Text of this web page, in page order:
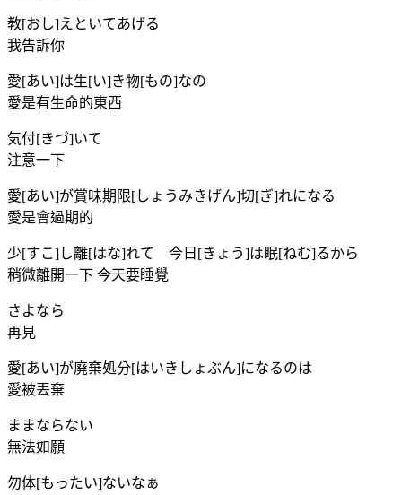
教[おし]えといてあげる
我告訴你
愛[あい]は生[い]き物[もの]なの
愛是有生命的東西
気付[きづ]いて
注意一下
愛[あい]が賞味期限[しょうみきげん]切[ぎ]れになる
愛是會過期的
少[すこ]し離[はな]れて 今日[きょう]は眠[ねむ]るから
稍微離開一下 今天要睡覺
さよなら
再見
愛[あい]が廃棄処分[はいきしょぶん]になるのは
愛被丟棄
ままならない
無法如願
勿体[もったい]ないなぁ